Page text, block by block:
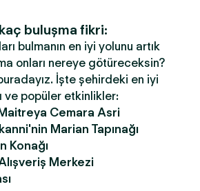
buluşma fikri:
bulmanın en iyi yolunu artık
onları nereye götüreceksin?
İşte şehirdeki en iyi
ve popüler etkinlikler:
Cemara Asri
Marian Tapınağı
Konağı
Merkezi